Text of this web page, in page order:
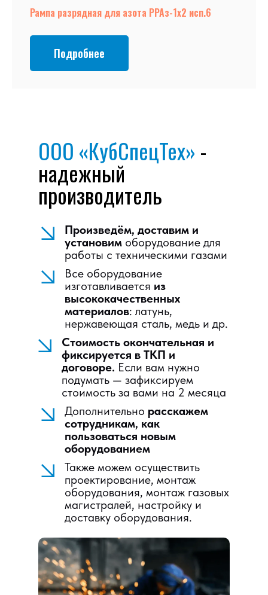
Рампа разрядная для азота РРАз-1х2 исп.6
Подробнее
ООО «КубСпецТех» -
надежный
производитель
Произведём, доставим и
установим оборудование для
работы с техническими газами
Все оборудование
изготавливается из
высококачественных
материалов: латунь,
нержавеющая сталь, медь и др.
Стоимость окончательная и
фиксируется в ТКП и
договоре. Если вам нужно
подумать — зафиксируем
стоимость за вами на 2 месяца
Дополнительно расскажем
сотрудникам, как
пользоваться новым
оборудованием
Также можем осуществить
проектирование, монтаж
оборудования, монтаж газовых
магистралей, настройку и
доставку оборудования.